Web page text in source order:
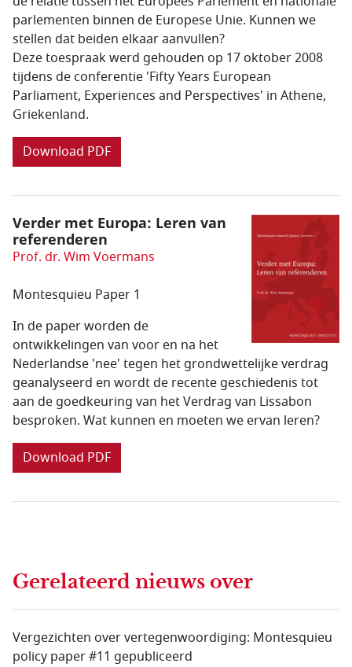
parlementen binnen de Europese Unie. Kunnen we
stellen dat beiden elkaar aanvullen?
Deze toespraak werd gehouden op 17 oktober 2008
tijdens de conferentie 'Fifty Years European
Parliament, Experiences and Perspectives' in Athene,
Griekenland.
Download PDF
Verder met Europa: Leren van
referenderen
Prof. dr. Wim Voermans
Montesquieu Paper 1
In de paper worden de
ontwikkelingen van voor en na het
Nederlandse 'nee' tegen het grondwettelijke verdrag
geanalyseerd en wordt de recente geschiedenis tot
aan de goedkeuring van het Verdrag van Lissabon
besproken. Wat kunnen en moeten we ervan leren?
Download PDF
Gerelateerd nieuws over
Vergezichten over vertegenwoordiging: Montesquieu
policy paper #11 gepubliceerd